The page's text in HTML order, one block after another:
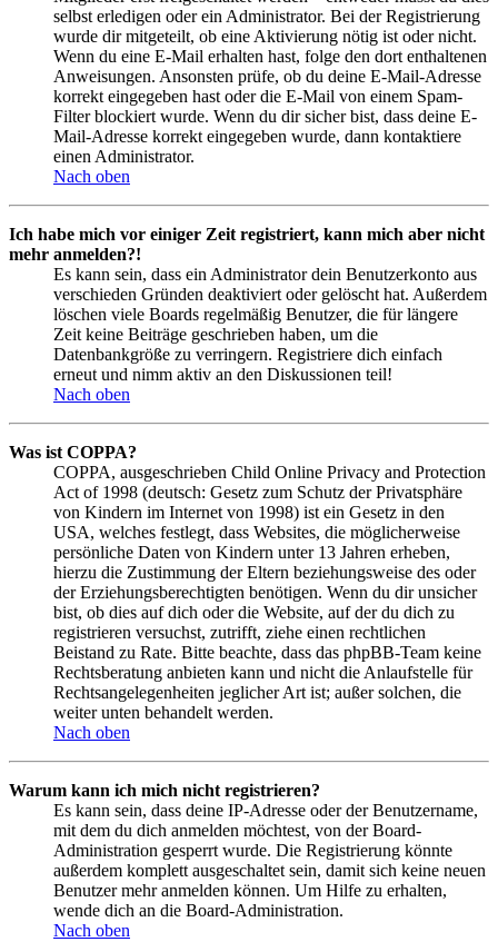
selbst erledigen oder ein Administrator. Bei der Registrierung
wurde dir mitgeteilt, ob eine Aktivierung nötig ist oder nicht.
Wenn du eine E-Mail erhalten hast, folge den dort enthaltenen
Anweisungen. Ansonsten prüfe, ob du deine E-Mail-Adresse
korrekt eingegeben hast oder die E-Mail von einem Spam-
Filter blockiert wurde. Wenn du dir sicher bist, dass deine E-
Mail-Adresse korrekt eingegeben wurde, dann kontaktiere
einen Administrator.
Nach oben
Ich habe mich vor einiger Zeit registriert, kann mich aber nicht
mehr anmelden?!
Es kann sein, dass ein Administrator dein Benutzerkonto aus
verschieden Gründen deaktiviert oder gelöscht hat. Außerdem
löschen viele Boards regelmäßig Benutzer, die für längere
Zeit keine Beiträge geschrieben haben, um die
Datenbankgröße zu verringern. Registriere dich einfach
erneut und nimm aktiv an den Diskussionen teil!
Nach oben
Was ist COPPA?
COPPA, ausgeschrieben Child Online Privacy and Protection
Act of 1998 (deutsch: Gesetz zum Schutz der Privatsphäre
von Kindern im Internet von 1998) ist ein Gesetz in den
USA, welches festlegt, dass Websites, die möglicherweise
persönliche Daten von Kindern unter 13 Jahren erheben,
hierzu die Zustimmung der Eltern beziehungsweise des oder
der Erziehungsberechtigten benötigen. Wenn du dir unsicher
bist, ob dies auf dich oder die Website, auf der du dich zu
registrieren versuchst, zutrifft, ziehe einen rechtlichen
Beistand zu Rate. Bitte beachte, dass das phpBB-Team keine
Rechtsberatung anbieten kann und nicht die Anlaufstelle für
Rechtsangelegenheiten jeglicher Art ist; außer solchen, die
weiter unten behandelt werden.
Nach oben
Warum kann ich mich nicht registrieren?
Es kann sein, dass deine IP-Adresse oder der Benutzername,
mit dem du dich anmelden möchtest, von der Board-
Administration gesperrt wurde. Die Registrierung könnte
außerdem komplett ausgeschaltet sein, damit sich keine neuen
Benutzer mehr anmelden können. Um Hilfe zu erhalten,
wende dich an die Board-Administration.
Nach oben